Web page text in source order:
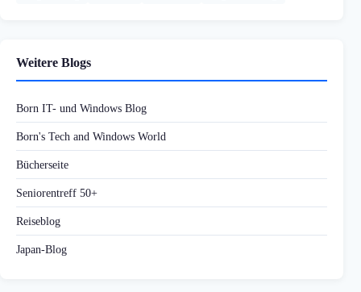
Weitere Blogs
Born IT- und Windows Blog
Born's Tech and Windows World
Bücherseite
Seniorentreff 50+
Reiseblog
Japan-Blog